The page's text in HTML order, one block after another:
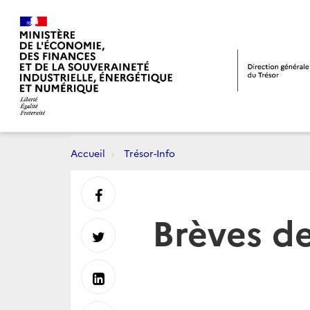
Accueil Trésor-Info
Brèves
Partager
sur
Partager
sur
Partager